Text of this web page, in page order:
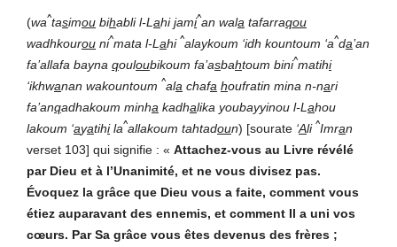
(wa^tasimou bihabli l-L ahijami^an wala tafarraqou
wadhkourou ni^mata l-L ahi ^alaykoum ‘idh kountoum ‘a^da’an
fa’allafa bayna qouloubikoum fa’asbahtoum bini^matihi
‘ikhwanan wakountoum ^ala chafa houfratin mina n-nari
fa’anqadhakoum minha kadhalika youbayyinou l-L ahou
lakoum ‘ayatihila^allakoum tahtadoun) [sourate ‘Ali ^Imran
verset 103] qui signifie : « Attachez-vous au Livre révélé
par Dieu et à l’Unanimité, et ne vous divisez pas.
Évoquez la grâce que Dieu vous a faite, comment vous
étiez auparavant des ennemis, et comment Il a uni vos
cœurs. Par Sa grâce vous êtes devenus des frères ;